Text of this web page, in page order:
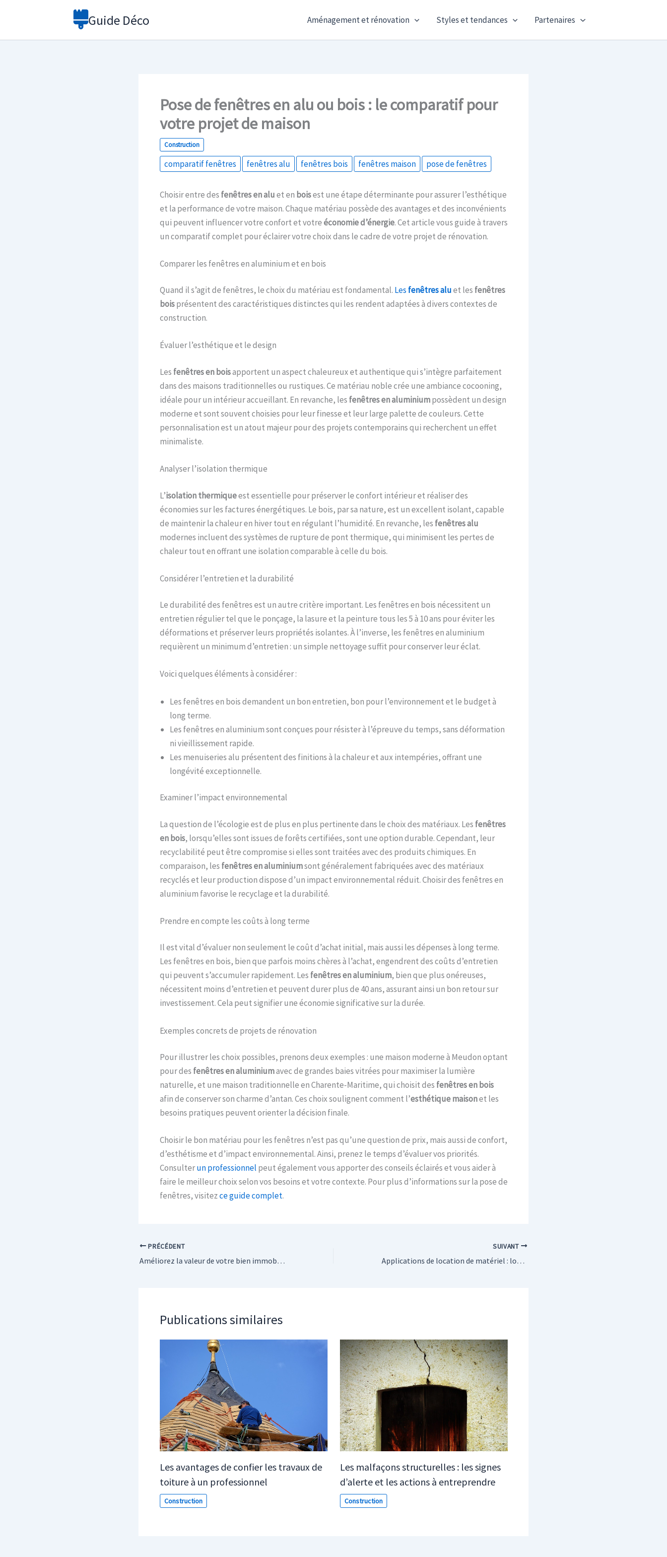
Guide Déco Aménagement et rénovation Styles et tendances Partenaires
Pose de fenêtres en alu ou bois : le comparatif pour
votre projet de maison
Construction
comparatif fenêtres fenêtres alu fenêtres bois fenêtres maison pose de fenêtres
Choisir entre des fenêtres en aluet en boisest une étape déterminante pour assurer l’esthétique
et la performance de votre maison. Chaque matériau possède des avantages et des inconvénients
qui peuvent influencer votre confort et votreéconomie d’énergie. Cet article vous guide à travers
un comparatif complet pour éclairer votre choix dans le cadre de votre projet de rénovation.
Comparer les fenêtres en aluminium et en bois
Quand il s’agit de fenêtres, le choix du matériau est fondamental. Les fenêtres aluet les fenêtres
boisprésentent des caractéristiques distinctes qui les rendent adaptées à divers contextes de
construction.
Évaluer l’esthétique et le design
Les fenêtres en boisapportent un aspect chaleureux et authentique qui s’intègre parfaitement
dans des maisons traditionnelles ou rustiques. Ce matériau noble crée une ambiance cocooning,
idéale pour un intérieur accueillant. En revanche, les fenêtres en aluminiumpossèdent un design
moderne et sont souvent choisies pour leur finesse et leur large palette de couleurs. Cette
personnalisation est un atout majeur pour des projets contemporains qui recherchent un effet
minimaliste.
Analyser l’isolation thermique
L’isolation thermiqueest essentielle pour préserver le confort intérieur et réaliser des
économies sur les factures énergétiques. Le bois, par sa nature, est un excellent isolant, capable
de maintenir la chaleur en hiver tout en régulant l’humidité. En revanche, les fenêtres alu
modernes incluent des systèmes de rupture de pont thermique, qui minimisent les pertes de
chaleur tout en offrant une isolation comparable à celle du bois.
Considérer l’entretien et la durabilité
Le durabilité des fenêtres est un autre critère important. Les fenêtres en bois nécessitent un
entretien régulier tel que le ponçage, la lasure et la peinture tous les 5 à 10 ans pour éviter les
déformations et préserver leurs propriétés isolantes. À l’inverse, les fenêtres en aluminium
requièrent un minimum d’entretien : un simple nettoyage suffit pour conserver leur éclat.
Voici quelques éléments à considérer :
Les fenêtres en bois demandent un bon entretien, bon pour l’environnement et le budget à
long terme.
Les fenêtres en aluminium sont conçues pour résister à l’épreuve du temps, sans déformation
ni vieillissement rapide.
Les menuiseries alu présentent des finitions à la chaleur et aux intempéries, offrant une
longévité exceptionnelle.
Examiner l’impact environnemental
La question de l’écologie est de plus en plus pertinente dans le choix des matériaux. Les fenêtres
en bois, lorsqu’elles sont issues de forêts certifiées, sont une option durable. Cependant, leur
recyclabilité peut être compromise si elles sont traitées avec des produits chimiques. En
comparaison, les fenêtres en aluminiumsont généralement fabriquées avec des matériaux
recyclés et leur production dispose d’un impact environnemental réduit. Choisir des fenêtres en
aluminium favorise le recyclage et la durabilité.
Prendre en compte les coûts à long terme
Il est vital d’évaluer non seulement le coût d’achat initial, mais aussi les dépenses à long terme.
Les fenêtres en bois, bien que parfois moins chères à l’achat, engendrent des coûts d’entretien
qui peuvent s’accumuler rapidement. Les fenêtres en aluminium, bien que plus onéreuses,
nécessitent moins d’entretien et peuvent durer plus de 40 ans, assurant ainsi un bon retour sur
investissement. Cela peut signifier une économie significative sur la durée.
Exemples concrets de projets de rénovation
Pour illustrer les choix possibles, prenons deux exemples : une maison moderne à Meudon optant
pour des fenêtres en aluminiumavec de grandes baies vitrées pour maximiser la lumière
naturelle, et une maison traditionnelle en Charente-Maritime, qui choisit des fenêtres en bois
afin de conserver son charme d’antan. Ces choix soulignent comment l’esthétique maisonet les
besoins pratiques peuvent orienter la décision finale.
Choisir le bon matériau pour les fenêtres n’est pas qu’une question de prix, mais aussi de confort,
d’esthétisme et d’impact environnemental. Ainsi, prenez le temps d’évaluer vos priorités.
Consulterun professionnel peut également vous apporter des conseils éclairés et vous aider à
faire le meilleur choix selon vos besoins et votre contexte. Pour plus d’informations sur la pose de
fenêtres, visitezce guide complet.
PRÉCÉDENT
Améliorez la valeur de votre bien immobilier grâce à une pose de fenêtres pro
SUIVANT
Applications de location de matériel : louer en 3 clics
Publications similaires
Les avantages de confier les travaux de
toiture à un professionnel
Construction
Les malfaçons structurelles : les signes
d’alerte et les actions à entreprendre
Construction